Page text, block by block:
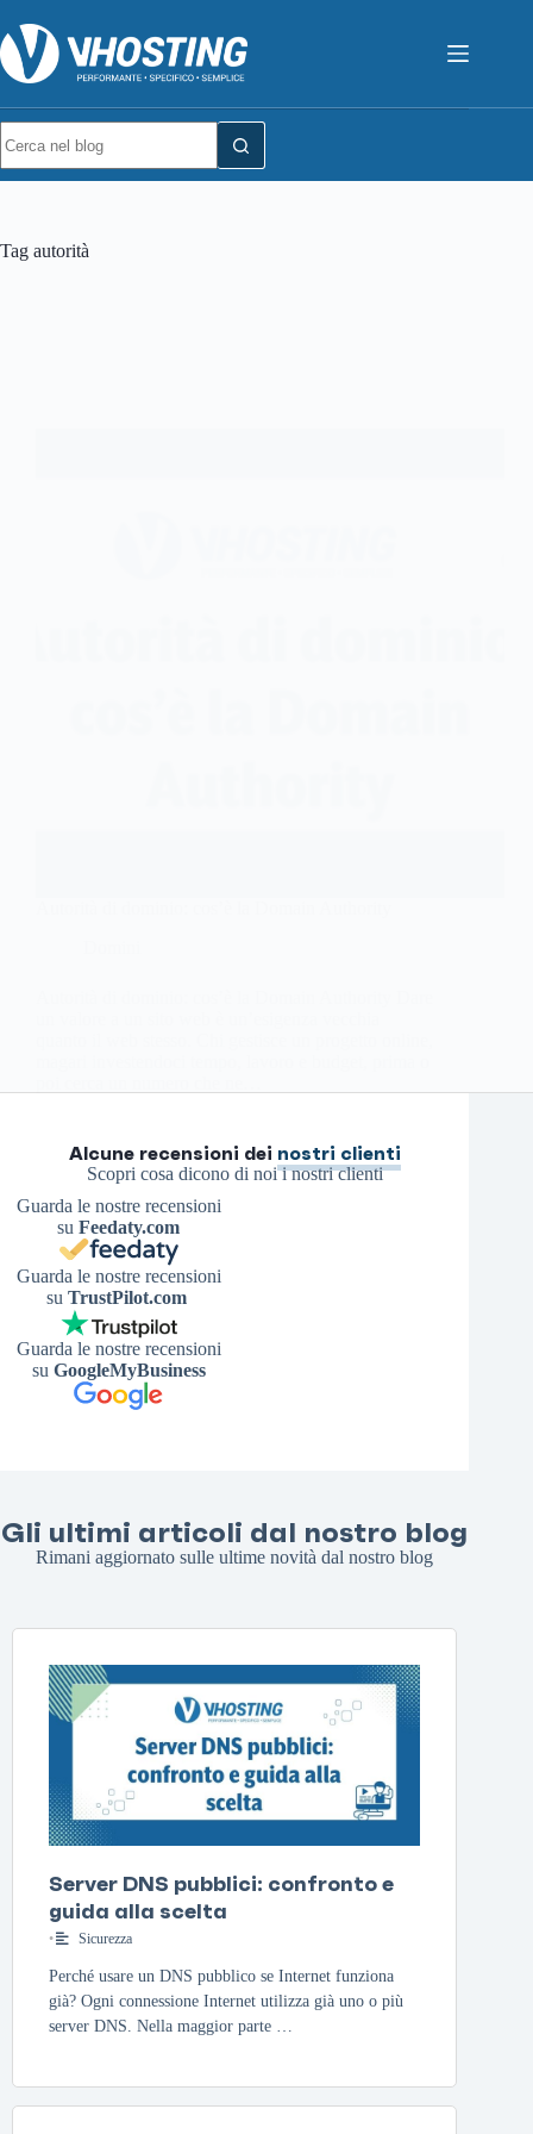
Tag autorità
Alcune recensioni dei nostri clienti
Scopri cosa dicono di noi i nostri clienti
Guarda le nostre recensioni
suFeedaty.com
Guarda le nostre recensioni
su TrustPilot.com
Guarda le nostre recensioni
su GoogleMyBusiness
Gli ultimi articoli dal nostro blog
Rimani aggiornato sulle ultime novità dal nostro blog
Server DNS pubblici: confronto e
guida alla scelta
• Sicurezza
Perché usare un DNS pubblico se Internet funziona
già? Ogni connessione Internet utilizza già uno o più
server DNS. Nella maggior parte …